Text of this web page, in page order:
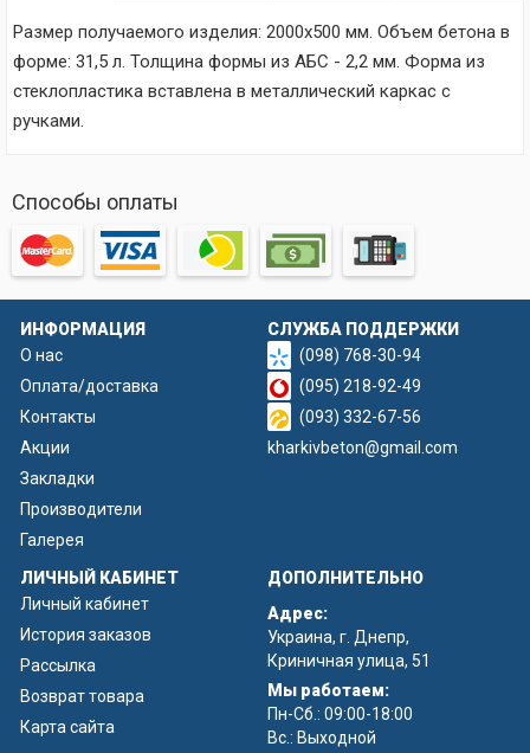
Размер получаемого изделия: 2000х500 мм. Объем бетона в
форме: 31,5 л. Толщина формы из АБС - 2,2 мм. Форма из
стеклопластика вставлена в металлический каркас с
ручками.
Способы оплаты
ИНФОРМАЦИЯ
О нас
Оплата/доставка
Контакты
Акции
Закладки
Производители
Галерея
СЛУЖБА ПОДДЕРЖКИ
(098) 768-30-94
(095) 218-92-49
(093) 332-67-56
kharkivbeton@gmail.com
ЛИЧНЫЙ КАБИНЕТ
Личный кабинет
История заказов
Рассылка
Возврат товара
Карта сайта
ДОПОЛНИТЕЛЬНО
Адрес:
Украина, г. Днепр,
Криничная улица, 51
Мы работаем:
Пн-Сб.: 09:00-18:00
Вс.: Выходной